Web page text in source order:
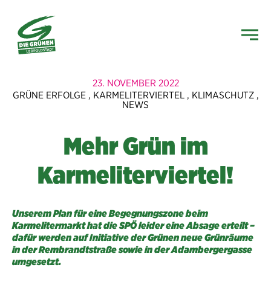
23. NOVEMBER 2022
GRÜNE ERFOLGE, KARMELITERVIERTEL, KLIMASCHUTZ,
NEWS
Mehr Grün im
Karmeliterviertel!
Unserem Plan für eine Begegnungszone beim
Karmelitermarkt hat die SPÖ leider eine Absage erteilt –
dafür werden auf Initiative der Grünen neue Grünräume
in der Rembrandtstraße sowie in der Adambergergasse
umgesetzt.